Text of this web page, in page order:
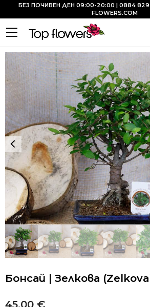
БЕЗ ПОЧИВЕН ДЕН 09:00-20:00 | 0884 829
FLOWERS.COM
Бонсай | Зелкова
45.00 €